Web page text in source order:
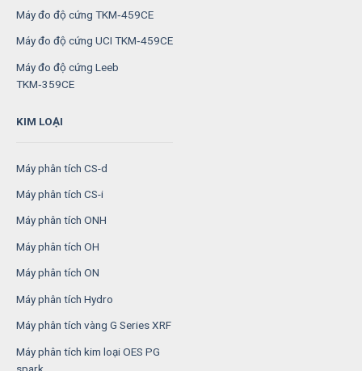
Máy đo độ cứng TKM‑459CE
Máy đo độ cứng UCI TKM‑459CE
Máy đo độ cứng Leeb
TKM‑359CE
KIM LOẠI
Máy phân tích CS-d
Máy phân tích CS-i
Máy phân tích ONH
Máy phân tích OH
Máy phân tích ON
Máy phân tích Hydro
Máy phân tích vàng G Series XRF
Máy phân tích kim loại OES PG
spark